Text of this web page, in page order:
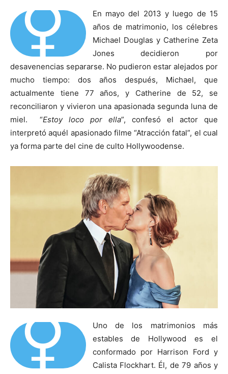
⚥
En mayo del 2013 y luego de 15
años de matrimonio, los célebres
Michael Douglas y Catherine Zeta
Jones decidieron por
desavenencias separarse. No pudieron estar alejados por
mucho tiempo: dos años después, Michael, que
actualmente tiene 77 años, y Catherine de 52, se
reconciliaron y vivieron una apasionada segunda luna de
miel. “Estoy loco por ella”, confesó el actor que
interpretó aquél apasionado filme “Atracción fatal”, el cual
ya forma parte del cine de culto Hollywoodense.
⚥
Uno de los matrimonios más
estables de Hollywood es el
conformado por Harrison Ford y
Calista Flockhart. Él, de 79 años y